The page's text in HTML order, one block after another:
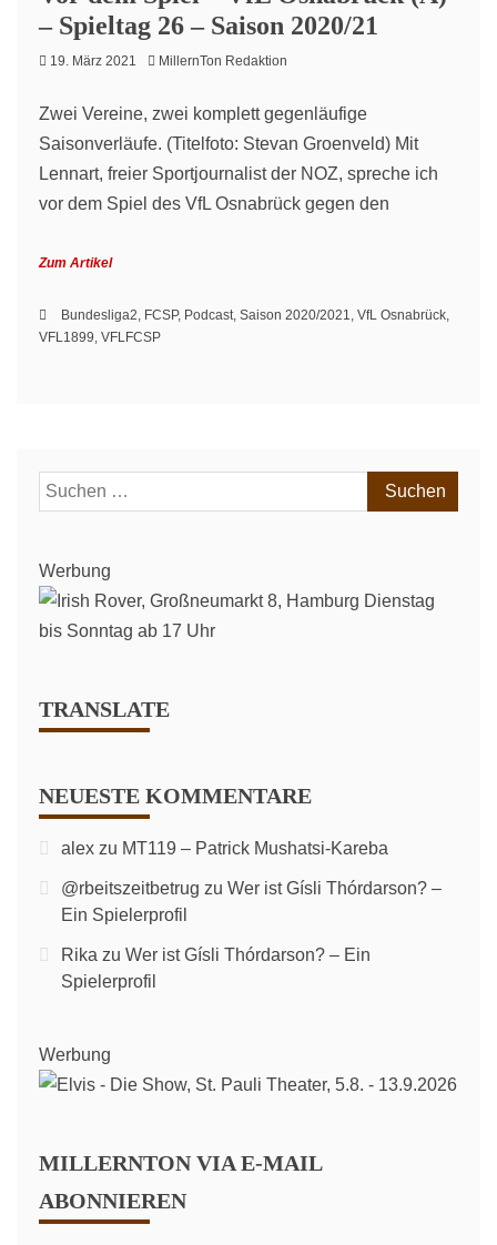
– Spieltag 26 – Saison 2020/21
19. März 2021 MillernTon Redaktion
Zwei Vereine, zwei komplett gegenläufige
Saisonverläufe. (Titelfoto: Stevan Groenveld) Mit
Lennart, freier Sportjournalist der NOZ, spreche ich
vor dem Spiel des VfL Osnabrück gegen den
Zum Artikel
Bundesliga2, FCSP, Podcast, Saison 2020/2021, VfL Osnabrück,
VFL1899, VFLFCSP
Suchen
nach:
Werbung
TRANSLATE
NEUESTE KOMMENTARE
alex zu MT119 – Patrick Mushatsi-Kareba
@rbeitszeitbetrug zu Wer ist Gísli Thórdarson? –
Ein Spielerprofil
Rika zu Wer ist Gísli Thórdarson? – Ein
Spielerprofil
Werbung
MILLERNTON VIA E-MAIL
ABONNIEREN